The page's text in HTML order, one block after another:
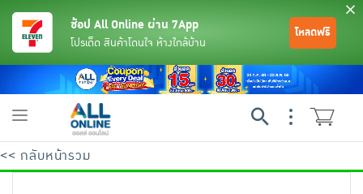
ช้อป All Online ผ่าน 7App
โปรเด็ด สินค้าโดนใจ ห้างใกล้บ้าน
โหลดฟรี
Toggle
<< กลับหน้ารวม